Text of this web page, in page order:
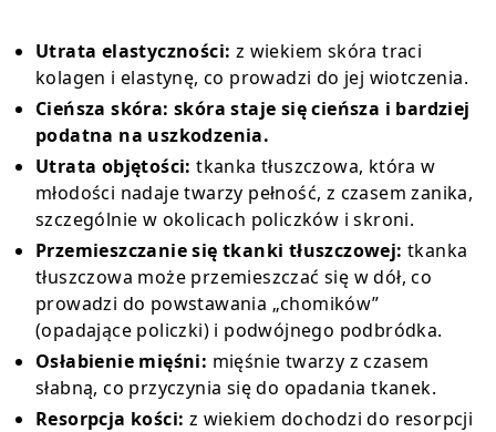
Utrata elastyczności: z wiekiem skóra traci
kolagen i elastynę, co prowadzi do jej wiotczenia.
Cieńsza skóra: skóra staje się cieńsza i bardziej
podatna na uszkodzenia.
Utrata objętości:tkanka tłuszczowa, która w
młodości nadaje twarzy pełność, z czasem zanika,
szczególnie w okolicach policzków i skroni.
Przemieszczanie się tkanki tłuszczowej: tkanka
tłuszczowa może przemieszczać się w dół, co
prowadzi do powstawania „chomików”
(opadające policzki) i podwójnego podbródka.
Osłabienie mięśni: mięśnie twarzy z czasem
słabną, co przyczynia się do opadania tkanek.
Resorpcja kości: z wiekiem dochodzi do resorpcji